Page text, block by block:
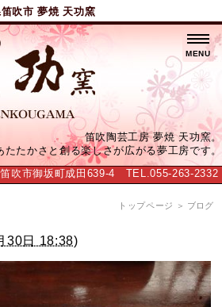
吹市 夢焼 天功窯
笛吹陶芸工房 夢焼 天功窯。
たたかさと創る楽しさが広がる夢工房です。
吹市御坂町成田639-4 TEL.055-263-2332
MENU
トップページ ＞ ブログ
30日 18:38)